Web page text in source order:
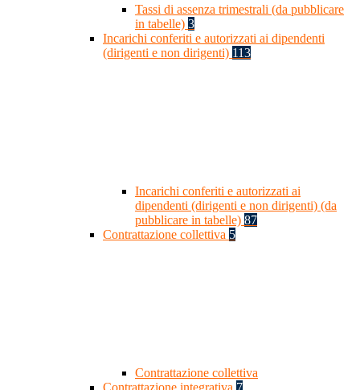
Tassi di assenza trimestrali (da pubblicare
in tabelle) 3
Incarichi conferiti e autorizzati ai dipendenti
(dirigenti e non dirigenti) 113
Incarichi conferiti e autorizzati ai
dipendenti (dirigenti e non dirigenti) (da
pubblicare in tabelle) 87
Contrattazione collettiva 5
Contrattazione collettiva